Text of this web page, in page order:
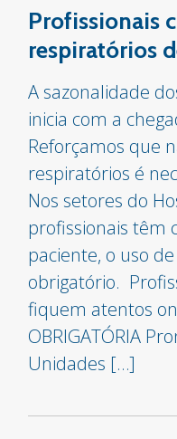
Profissionais
respiratórios
A sazonalidade
inicia com a
Reforçamos que
respiratórios é
Nos setores do
profissionais têm
paciente, o uso
obrigatório.
fiquem atentos
OBRIGATÓRIA
Unidades […]